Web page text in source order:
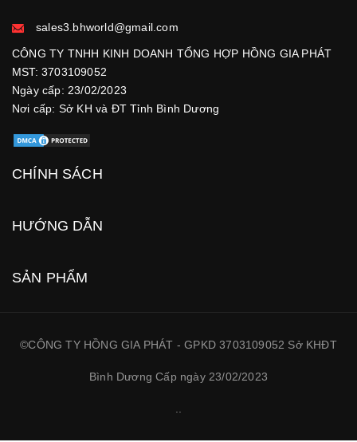
sales3.bhworld@gmail.com
CÔNG TY TNHH KINH DOANH TỔNG HỢP HỒNG GIA PHÁT
MST: 3703109052
Ngày cấp: 23/02/2023
Nơi cấp: Sở KH và ĐT Tỉnh Bình Dương
CHÍNH SÁCH
HƯỚNG DẪN
SẢN PHẨM
©CÔNG TY HỒNG GIA PHÁT - GPKD 3703109052 Sở KHĐT
Bình Dương Cấp ngày 23/02/2023
..